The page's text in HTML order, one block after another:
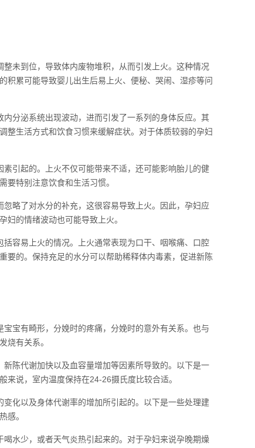
未到位，导致体内废物堆积，从而引发上火。这种情况
积累可能导致婴儿出生后易上火、便秘、哭闹、湿疹等问
分泌系统出现波动，进而引发了一系列的身体反应。其
整生活方式和饮食习惯来缓解症状。对于体质较弱的孕妇
引起的。上火不仅可能带来不适，还可能影响胎儿的健
要特别注意饮食和生活习惯。
略了对水分的补充，这很容易导致上火。因此，孕妇应
的情绪波动也可能导致上火。
容易上火的情况。上火通常表现为口干、咽喉痛、口腔
要的。保持充足的水分可以帮助稀释体内毒素，促进新陈
宝有畸形，分娩时的疼痛，分娩时的意外有关系。也与
烧有关系。
陈代谢加快以及血容量增加等因素所导致的。以下是一
说，室内温度保持在24-26摄氏度比较合适。
化以及身体代谢率的增加所引起的。以下是一些处理建
感。
水少，或者天气炎热引起来的。对于孕妇来说孕晚期燥